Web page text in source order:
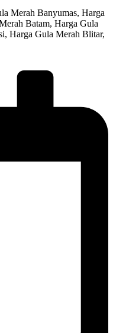
Merah Banyumas, Harga
Batam, Harga Gula
Harga Gula Merah Blitar,